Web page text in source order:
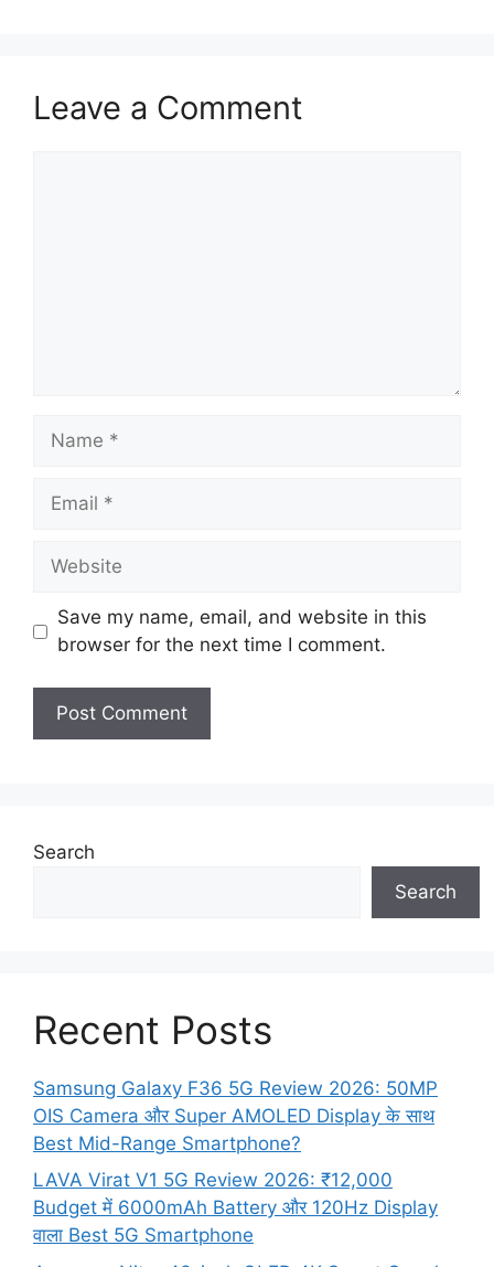
Leave a Comment
Name
Email
Website
Save my name, email, and website in this
browser for the next time I comment.
Search
Search
Recent Posts
Samsung Galaxy F36 5G Review 2026: 50MP
OIS Camera और Super AMOLED Display के साथ
Best Mid-Range Smartphone?
LAVA Virat V1 5G Review 2026: ₹12,000
Budget में 6000mAh Battery और 120Hz Display
वाला Best 5G Smartphone